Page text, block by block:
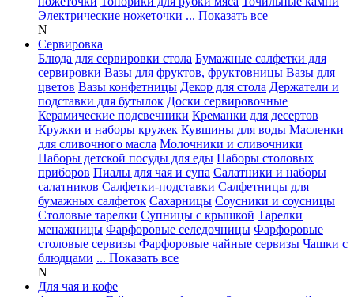
Электрические ножеточки ... Показать все
N
Сервировка
Блюда для сервировки стола Бумажные салфетки для
сервировки Вазы для фруктов, фруктовницы Вазы для
цветов Вазы конфетницы Декор для стола Держатели и
подставки для бутылок Доски сервировочные
Керамические подсвечники Креманки для десертов
Кружки и наборы кружек Кувшины для воды Масленки
для сливочного масла Молочники и сливочники
Наборы детской посуды для еды Наборы столовых
приборов Пиалы для чая и супа Салатники и наборы
салатников Салфетки-подставки Салфетницы для
бумажных салфеток Сахарницы Соусники и соусницы
Столовые тарелки Супницы с крышкой Тарелки
менажницы Фарфоровые селедочницы Фарфоровые
столовые сервизы Фарфоровые чайные сервизы Чашки с
блюдцами ... Показать все
N
Для чая и кофе